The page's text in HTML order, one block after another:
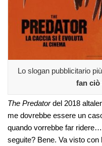
Lo slogan pubblicitario
fan ciò
The Predatordel 2018
me dovrebbe essere un
quando vorrebbe far
seguite? Bene. Va visto